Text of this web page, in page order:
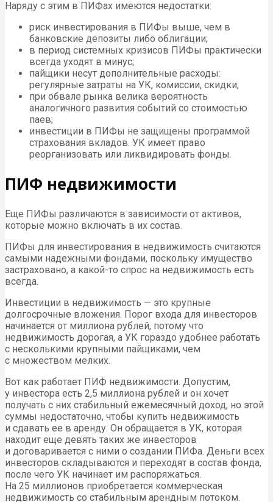
Наряду с этим в ПИФах имеются недостатки:
риск инвестирования в ПИФы выше, чем в
банковские депозиты либо облигации;
в период системных кризисов ПИФы практически
всегда уходят в минус;
пайщики несут дополнительные расходы:
регулярные затраты на УК, комиссии, скидки;
при обвале рынка велика вероятность
аналогичного развития событий со стоимостью
паев;
инвестиции в ПИФы не защищены программой
страхования вкладов. УК имеет право
реорганизовать или ликвидировать фонды.
ПИФ недвижимости
Еще ПИФы различаются в зависимости от активов,
которые можно включать в их состав.
ПИФы для инвестирования в недвижимость считаются
самыми надежными фондами, поскольку имущество
застраховано, а какой-то спрос на недвижимость есть
всегда.
Инвестиции в недвижимость — это крупные
долгосрочные вложения. Порог входа для инвесторов
начинается от миллиона рублей, потому что
недвижимость дорогая, а УК гораздо удобнее работать
с несколькими крупными пайщиками, чем
с множеством мелких.
Вот как работает ПИФ недвижимости. Допустим,
у инвестора есть 2,5 миллиона рублей и он хочет
получать с них стабильный ежемесячный доход, но этой
суммы недостаточно, чтобы купить недвижимость
и сдавать ее в аренду. Он обращается в УК, которая
находит еще девять таких же инвесторов
и договаривается с ними о создании ПИФа. Деньги всех
инвесторов складываются и переходят в состав фонда,
после чего УК начинает им распоряжаться.
На 25 миллионов приобретается коммерческая
недвижимость со стабильным арендным потоком.